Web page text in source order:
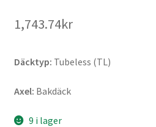
1,743.74kr
Däcktyp: Tubeless (TL)
Axel: Bakdäck
9 i lager